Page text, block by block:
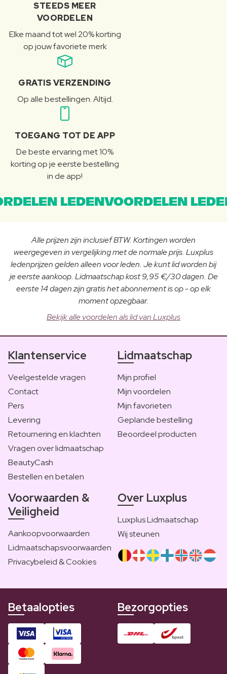
STEEDS MEER
VOORDELEN
Elke maand tot wel 20% korting
op jouw favoriete merk
GRATIS VERZENDING
Op alle bestellingen. Altijd.
TOEGANG TOT DE APP
De beste ervaring met 10%
korting op je eerste bestelling
in de app!
LEDENVOORDELEN
Alle prijzen zijn inclusief BTW. Kortingen worden
weergegeven in vergelijking met de normale prijs. Luxplus
ledenprijzen gelden alleen voor leden. Je kunt lid worden bij
je eerste aankoop. Lidmaatschap kost 9,95 €/30 dagen. De
eerste 14 dagen zijn gratis het abonnement is op - op elk
moment opzegbaar.
Bekijk alle voordelen als lid van Luxplus
Klantenservice
Veelgestelde vragen
Contact
Pers
Levering
Retournering en klachten
Vragen over lidmaatschap
BeautyCash
Bestellen en betalen
Lidmaatschap
Mijn profiel
Mijn voordelen
Mijn favorieten
Geplande bestelling
Beoordeel producten
Voorwaarden &
Veiligheid
Aankoopvoorwaarden
Lidmaatschapsvoorwaarden
Privacybeleid & Cookies
Over Luxplus
Luxplus Lidmaatschap
Wij steunen
Betaalopties Bezorgopties